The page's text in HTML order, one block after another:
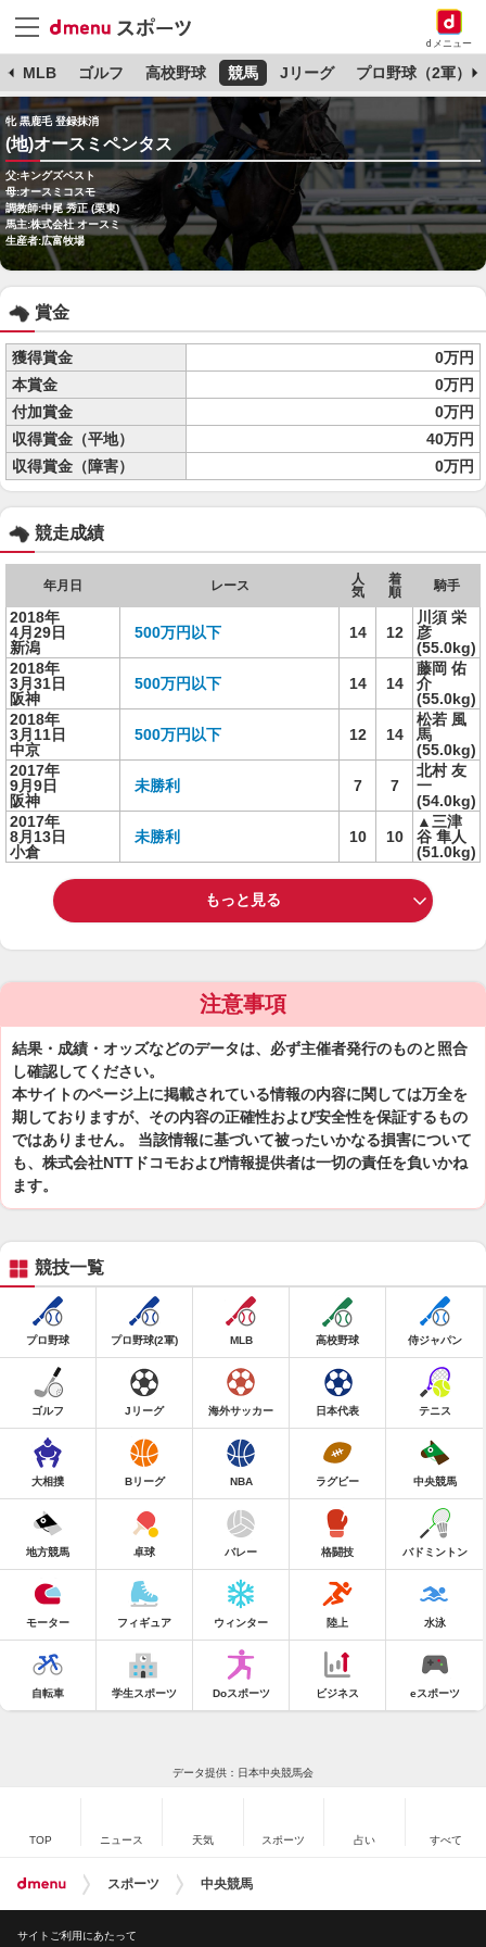
dメニュー
MLB ゴルフ 高校野球 競馬 Jリーグ プロ野球（2軍）
牝 黒鹿毛 登録抹消
(地)オースミペンタス
父:キングズベスト
母:オースミコスモ
調教師:中尾 秀正 (栗東)
馬主:株式会社 オースミ
生産者:広富牧場
賞金
獲得賞金
0万円
本賞金
0万円
付加賞金
0万円
収得賞金（平地）
40万円
収得賞金（障害）
0万円
競走成績
年月日 レース
人
気
着
順
騎手
2018年
4月29日
新潟
500万円以下 14 12
川須 栄
彦
(55.0kg)
2018年
3月31日
阪神
500万円以下 14 14
藤岡 佑
介
(55.0kg)
2018年
3月11日
中京
500万円以下 12 14
松若 風
馬
(55.0kg)
2017年
9月9日
阪神
未勝利 7 7
北村 友
一
(54.0kg)
2017年
8月13日
小倉
未勝利 10 10
▲三津
谷 隼人
(51.0kg)
もっと見る
注意事項
結果・成績・オッズなどのデータは、必ず主催者発行のものと照合
し確認してください。
本サイトのページ上に掲載されている情報の内容に関しては万全を
期しておりますが、その内容の正確性および安全性を保証するもの
ではありません。 当該情報に基づいて被ったいかなる損害について
も、株式会社NTTドコモおよび情報提供者は一切の責任を負いかね
ます。
競技一覧
プロ野球 プロ野球(2軍) MLB 高校野球 侍ジャパン
ゴルフ Jリーグ 海外サッカー 日本代表 テニス
大相撲 Bリーグ NBA ラグビー 中央競馬
地方競馬 卓球 バレー 格闘技 バドミントン
モーター フィギュア ウィンター 陸上 水泳
自転車 学生スポーツ Doスポーツ ビジネス eスポーツ
データ提供：日本中央競馬会
TOP ニュース 天気 スポーツ 占い すべて
スポーツ 中央競馬
サイトご利用にあたって